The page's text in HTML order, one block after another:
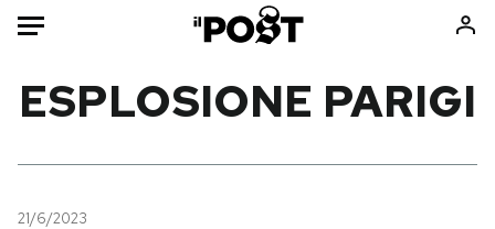
Mondo
ESPLOSIONE PARIGI
21/6/2023